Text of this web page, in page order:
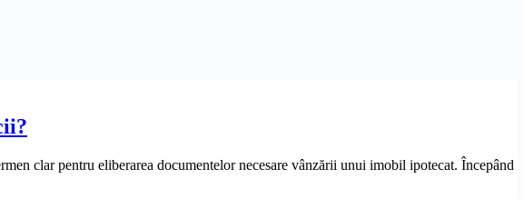
clar pentru eliberarea documentelor necesare vânzării unui imobil ipotecat. Începând